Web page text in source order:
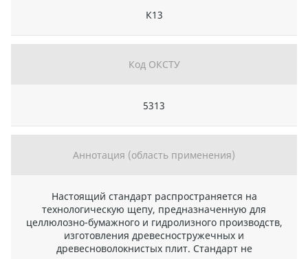
К13
Код ОКСТУ
5313
Аннотация (область применения)
Настоящий стандарт распространяется на
технологическую щепу, предназначенную для
целлюлозно-бумажного и гидролизного производств,
изготовления древесностружечных и
древесноволокнистых плит. Стандарт не